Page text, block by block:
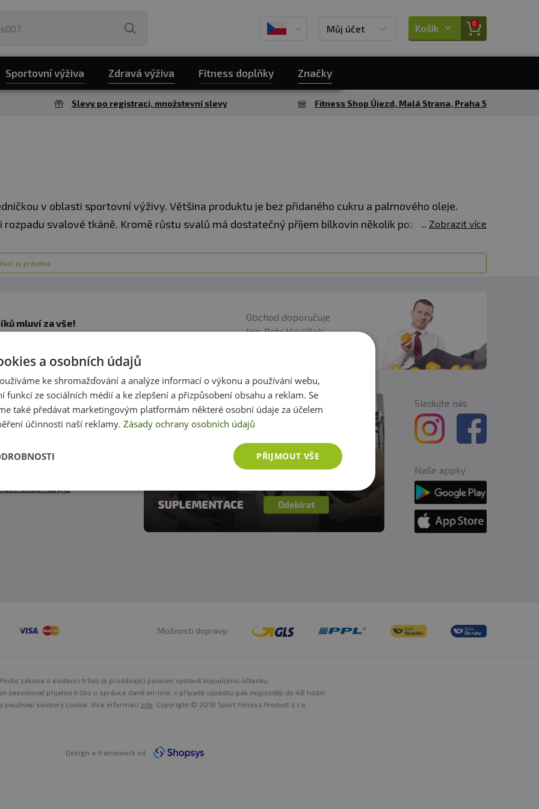
Můj účet Košík 0
Sportovní výživa Zdravá výživa Fitness doplňky Značky
Slevy po registraci, množstevní slevy Fitness Shop Újezd, Malá Strana, Praha 5
v oblasti sportovní výživy. Většina produktu je bez přidaného cukru a palmového oleje.
svalové tkáně. Kromě růstu svalů má dostatečný příjem bílkovin několik pozitivních účinků
Zobrazit více
je prázdné.
mluví za vše!
máme za 6 789 pozitivních recenzí.
Obchod doporučuje
Ing. Petr Havlíček
sklad Ruzyně
Sledujte nás
Naše appky
Možnosti dopravy:
Podle zákona o evidenci tržeb je prodávající povinen vystavit kupujícímu účtenku.
zaevidovat přijatou tržbu u správce daně on-line, v případě výpadku pak nejpozději do 48 hodin.
používají soubory cookie. Více informací zde . Copyright © 2018 Sport Fitness Product s.r.o.
Design a framework od
a osobních údajů
ke shromažďování a analýze informací o výkonu a používání webu,
funkcí ze sociálních médií a ke zlepšení a přizpůsobení obsahu a reklam. Se
také předávat marketingovým platformám některé osobní údaje za účelem
účinnosti naší reklamy. Zásady ochrany osobních údajů
PŘIJMOUT VŠE